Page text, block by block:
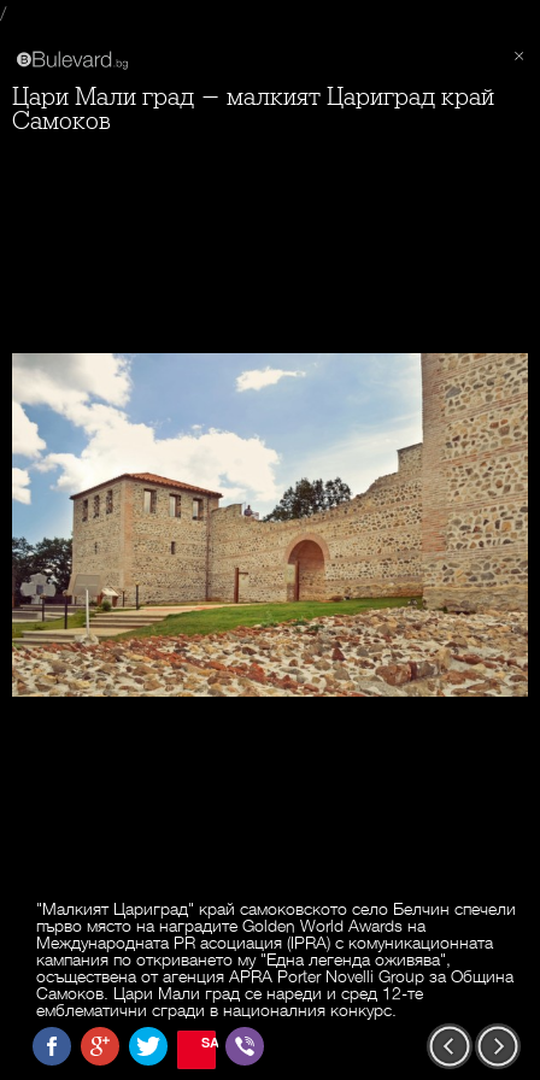
/
Цари Мали град - малкият Цариград край
Самоков
"Малкият Цариград" край самоковското село Белчин спечели
първо място на наградите Golden World Awards на
Международната PR асоциация (IPRA) с комуникационната
кампания по откриването му "Една легенда оживява",
осъществена от агенция APRA Porter Novelli Group за Община
Самоков. Цари Мали град се нареди и сред 12-те
емблематични сгради в националния конкурс.
SAVE